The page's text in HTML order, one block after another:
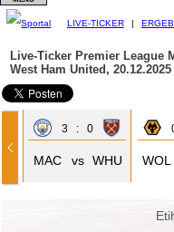
LIVE-TICKER |
Live-Ticker Premier League
West Ham United, 20.12.2025
3 : 0
MAC vs WHU WOL